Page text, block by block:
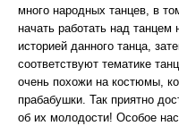
много народных танцев, в
начать работать над танцем
историей данного танца,
соответствуют тематике
очень похожи на костюмы,
прабабушки. Так приятно
об их молодости! Особое